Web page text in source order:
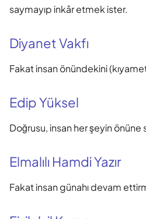
saymayıp inkâr etmek ister.
Diyanet Vakfı
Fakat insan önündekini
Edip Yüksel
Doğrusu, insan her şeyin
Elmalılı Hamdi Yazır
Fakat insan günahı devam